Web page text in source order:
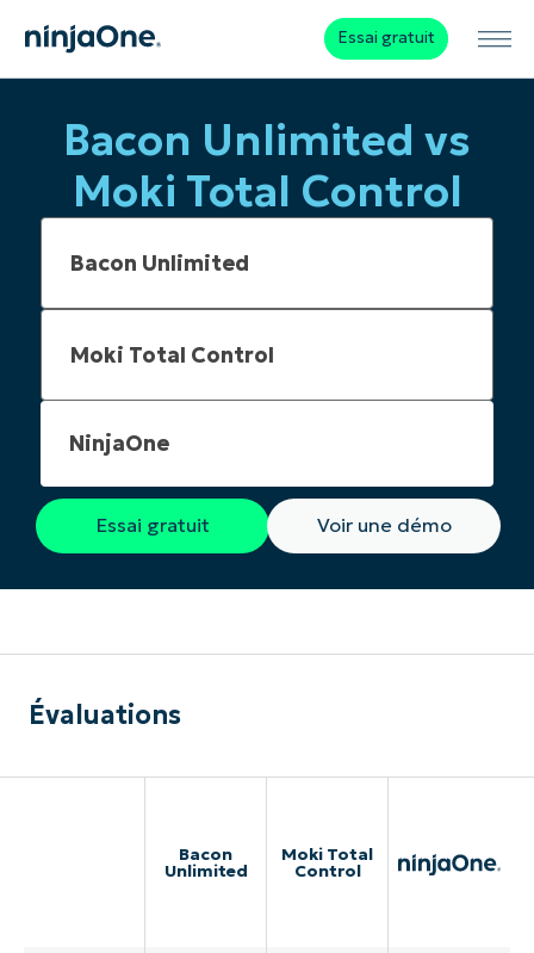
Essai gratuit
Bacon Unlimited vs
Moki Total Control
NinjaOne
Essai gratuit Voir une démo
Évaluations
Bacon
Unlimited
Moki Total
Control